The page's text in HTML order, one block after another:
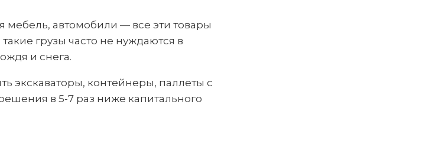
мебель, автомобили — все эти товары
грузы часто не нуждаются в
и снега.
экскаваторы, контейнеры, паллеты с
в 5-7 раз ниже капитального